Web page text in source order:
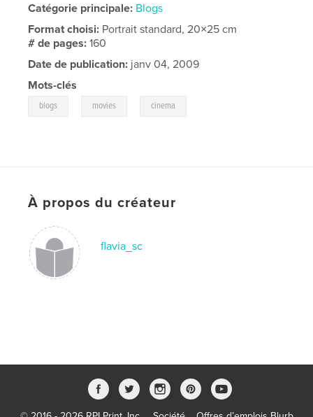
Catégorie principale: Blogs
Format choisi: Portrait standard, 20×25 cm
# de pages:160
Date de publication: janv 04, 2009
Mots-clés
blogs movies cinema
À propos du créateur
flavia_sc